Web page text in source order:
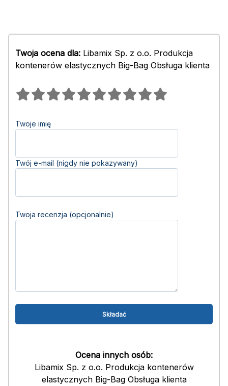
Twoja ocena dla: Libamix Sp. z o.o. Produkcja
kontenerów elastycznych Big-Bag Obsługa klienta
Twoje imię
Twój e-mail (nigdy nie pokazywany)
Twoja recenzja (opcjonalnie)
Ocena innych osób:
Libamix Sp. z o.o. Produkcja kontenerów
elastycznych Big-Bag Obsługa klienta